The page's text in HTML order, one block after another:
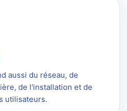
aussi du réseau, de
de l'installation et de
utilisateurs.